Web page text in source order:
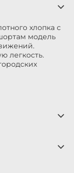
хлопка с
модель
легкость.